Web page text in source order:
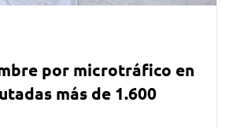
por microtráfico en
más de 1.600